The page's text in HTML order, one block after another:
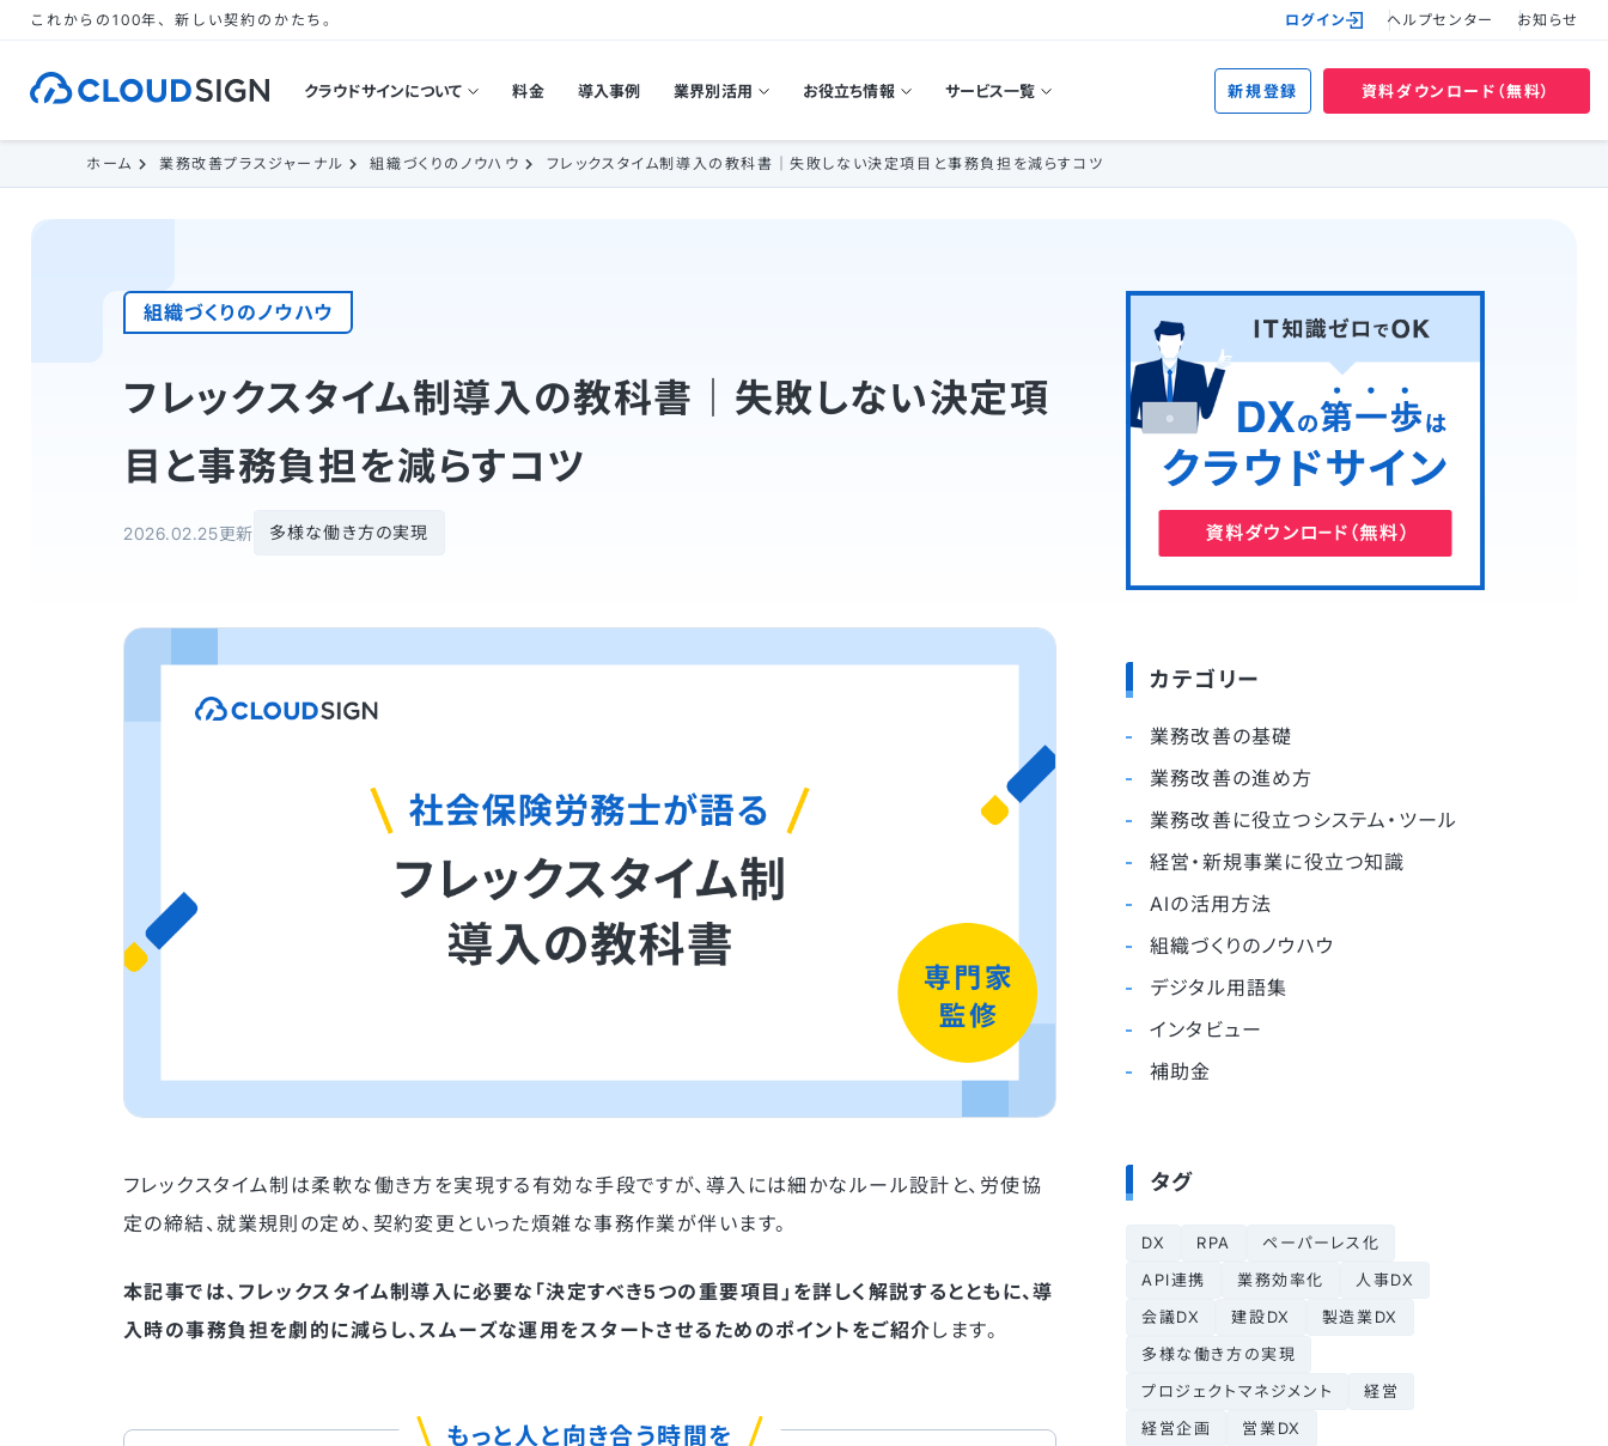
これからの100年、新しい契約のかたち。 ログイン ヘルプセンター お知らせ
クラウドサインについて 料金 導入事例 業界別活用 お役立ち情報 サービス一覧 新規登録 資料ダウンロード（無料）
ホーム 業務改善プラスジャーナル 組織づくりのノウハウ フレックスタイム制導入の教科書｜失敗しない決定項目と事務負担を減らすコツ
組織づくりのノウハウ
フレックスタイム制導入の教科書｜失敗しない決定項
目と事務負担を減らすコツ
2026.02.25更新 多様な働き方の実現
フレックスタイム制は柔軟な働き方を実現する有効な手段ですが、導入には細かなルール設計と、労使協
定の締結、就業規則の定め、契約変更といった煩雑な事務作業が伴います。
本記事では、フレックスタイム制導入に必要な「決定すべき5つの重要項目」を詳しく解説するとともに、導
入時の事務負担を劇的に減らし、スムーズな運用をスタートさせるためのポイントをご紹介します。
もっと人と向き合う時間を
カテゴリー
業務改善の基礎
業務改善の進め方
業務改善に役立つシステム・ツール
経営・新規事業に役立つ知識
AIの活用方法
組織づくりのノウハウ
デジタル用語集
インタビュー
補助金
タグ
DX RPA
ペーパーレス化
API連携
業務効率化
人事DX
会議DX
建設DX
製造業DX
多様な働き方の実現
プロジェクトマネジメント
経営
経営企画
営業DX